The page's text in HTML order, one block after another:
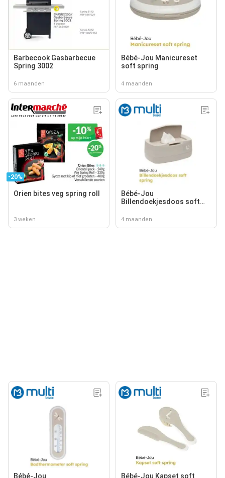
Barbecook Gasbarbecue
Spring 3002
6 maanden
Bébé-Jou Manicureset
soft spring
4 maanden
-20%
Orien bites veg spring roll
3 weken
Bébé-Jou
Billendoekjesdoos soft
4 maanden
Bébé-Jou Bébé-Jou Kapset soft